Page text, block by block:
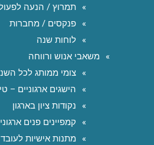
תמרוץ / הנעה
פנקסים / מחברות
לוחות שנה
משאבי אנוש ורווחה
צומי ממותג לכל
הישגים ארגוניים –
נקודות ציון בארגון
קמפיינים פנים
מתנות אישיות לעובד